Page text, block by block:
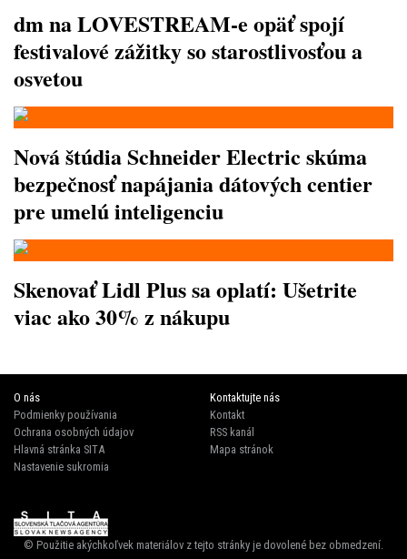
dm na LOVESTREAM-e opäť spojí
festivalové zážitky so starostlivosťou a
osvetou
Nová štúdia Schneider Electric skúma
bezpečnosť napájania dátových centier
pre umelú inteligenciu
Skenovať Lidl Plus sa oplatí: Ušetrite
viac ako 30% z nákupu
O nás
Podmienky používania
Ochrana osobných údajov
Hlavná stránka SITA
Nastavenie sukromia
Kontaktujte nás
Kontakt
RSS kanál
Mapa stránok
© Použitie akýchkoľvek materiálov z tejto stránky je dovolené bez obmedzení.